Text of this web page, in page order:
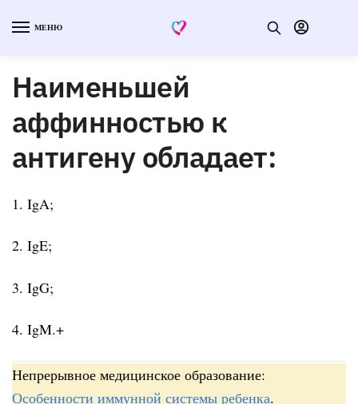
МЕНЮ
Наименьшей
аффинностью к
антигену обладает:
1. IgA;
2. IgE;
3. IgG;
4. IgM.+
Непрерывное медицинское образование:
Особенности иммунной системы ребенка.